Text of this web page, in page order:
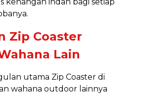
Zip Coaster
Lain
utama Zip Coaster di
wahana outdoor lainnya